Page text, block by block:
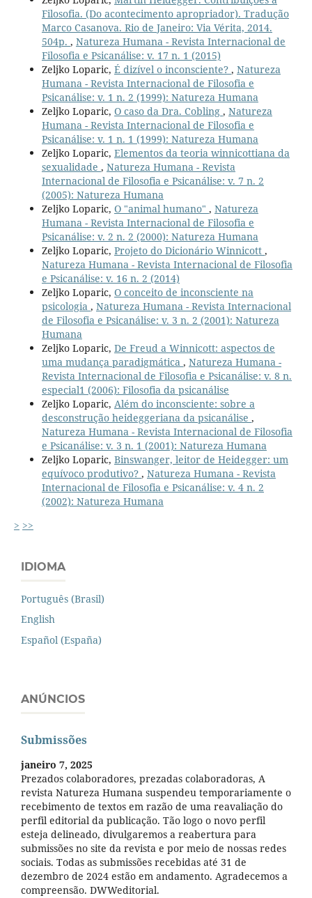
Filosofia. (Do acontecimento apropriador). Tradução
Marco Casanova. Rio de Janeiro: Via Vérita, 2014.
504p. , Natureza Humana - Revista Internacional de
Filosofia e Psicanálise: v. 17 n. 1 (2015)
Zeljko Loparic, É dizível o inconsciente? , Natureza
Humana - Revista Internacional de Filosofia e
Psicanálise: v. 1 n. 2 (1999): Natureza Humana
Zeljko Loparic, O caso da Dra. Cobling , Natureza
Humana - Revista Internacional de Filosofia e
Psicanálise: v. 1 n. 1 (1999): Natureza Humana
Zeljko Loparic, Elementos da teoria winnicottiana da
sexualidade , Natureza Humana - Revista
Internacional de Filosofia e Psicanálise: v. 7 n. 2
(2005): Natureza Humana
Zeljko Loparic, O "animal humano" , Natureza
Humana - Revista Internacional de Filosofia e
Psicanálise: v. 2 n. 2 (2000): Natureza Humana
Zeljko Loparic, Projeto do Dicionário Winnicott ,
Natureza Humana - Revista Internacional de Filosofia
e Psicanálise: v. 16 n. 2 (2014)
Zeljko Loparic, O conceito de inconsciente na
psicologia , Natureza Humana - Revista Internacional
de Filosofia e Psicanálise: v. 3 n. 2 (2001): Natureza
Humana
Zeljko Loparic, De Freud a Winnicott: aspectos de
uma mudança paradigmática , Natureza Humana -
Revista Internacional de Filosofia e Psicanálise: v. 8 n.
especial1 (2006): Filosofia da psicanálise
Zeljko Loparic, Além do inconsciente: sobre a
desconstrução heideggeriana da psicanálise ,
Natureza Humana - Revista Internacional de Filosofia
e Psicanálise: v. 3 n. 1 (2001): Natureza Humana
Zeljko Loparic, Binswanger, leitor de Heidegger: um
equívoco produtivo? , Natureza Humana - Revista
Internacional de Filosofia e Psicanálise: v. 4 n. 2
(2002): Natureza Humana
> >>
IDIOMA
Português (Brasil)
English
Español (España)
ANÚNCIOS
Submissões
janeiro 7, 2025
Prezados colaboradores, prezadas colaboradoras, A
revista Natureza Humana suspendeu temporariamente o
recebimento de textos em razão de uma reavaliação do
perfil editorial da publicação. Tão logo o novo perfil
esteja delineado, divulgaremos a reabertura para
submissões no site da revista e por meio de nossas redes
sociais. Todas as submissões recebidas até 31 de
dezembro de 2024 estão em andamento. Agradecemos a
compreensão. DWWeditorial.